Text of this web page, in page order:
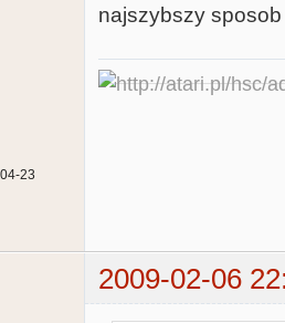
23
najszybszy
2009-02-06